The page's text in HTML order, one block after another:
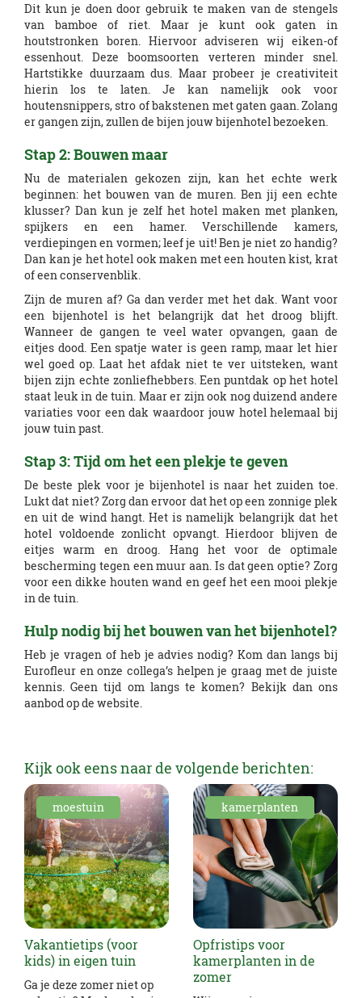
Dit kun je doen door gebruik te maken van de stengels
van bamboe of riet. Maar je kunt ook gaten in
houtstronken boren. Hiervoor adviseren wij eiken-of
essenhout. Deze boomsoorten verteren minder snel.
Hartstikke duurzaam dus. Maar probeer je creativiteit
hierin los te laten. Je kan namelijk ook voor
houtensnippers, stro of bakstenen met gaten gaan. Zolang
er gangen zijn, zullen de bijen jouw bijenhotel bezoeken.
Stap 2: Bouwen maar
Nu de materialen gekozen zijn, kan het echte werk
beginnen: het bouwen van de muren. Ben jij een echte
klusser? Dan kun je zelf het hotel maken met planken,
spijkers en een hamer. Verschillende kamers,
verdiepingen en vormen; leef je uit! Ben je niet zo handig?
Dan kan je het hotel ook maken met een houten kist, krat
of een conservenblik.
Zijn de muren af? Ga dan verder met het dak. Want voor
een bijenhotel is het belangrijk dat het droog blijft.
Wanneer de gangen te veel water opvangen, gaan de
eitjes dood. Een spatje water is geen ramp, maar let hier
wel goed op. Laat het afdak niet te ver uitsteken, want
bijen zijn echte zonliefhebbers. Een puntdak op het hotel
staat leuk in de tuin. Maar er zijn ook nog duizend andere
variaties voor een dak waardoor jouw hotel helemaal bij
jouw tuin past.
Stap 3: Tijd om het een plekje te geven
De beste plek voor je bijenhotel is naar het zuiden toe.
Lukt dat niet? Zorg dan ervoor dat het op een zonnige plek
en uit de wind hangt. Het is namelijk belangrijk dat het
hotel voldoende zonlicht opvangt. Hierdoor blijven de
eitjes warm en droog. Hang het voor de optimale
bescherming tegen een muur aan. Is dat geen optie? Zorg
voor een dikke houten wand en geef het een mooi plekje
in de tuin.
Hulp nodig bij het bouwen van het bijenhotel?
Heb je vragen of heb je advies nodig? Kom dan langs bij
Eurofleur en onze collega’s helpen je graag met de juiste
kennis. Geen tijd om langs te komen? Bekijk dan ons
aanbod op de website.
Kijk ook eens naar de volgende berichten:
moestuin
Vakantietips (voor
kids) in eigen tuin
Ga je deze zomer niet op
kamerplanten
Opfristips voor
kamerplanten in de
zomer